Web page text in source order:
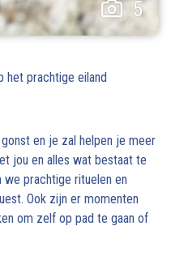
5
het prachtige eiland
en je zal helpen je meer
jou en alles wat bestaat te
prachtige rituelen en
Ook zijn er momenten
om zelf op pad te gaan of